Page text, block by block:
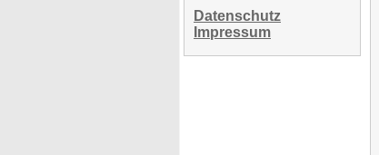
Datenschutz
Impressum